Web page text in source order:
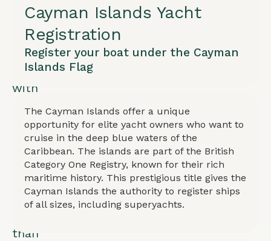
British
Category
One
Registry
with
prestigious
maritime
history.
The
registry
hosts
than
Cayman Islands Yacht
Registration
Register your boat under the Cayman
Islands Flag
The Cayman Islands offer a unique
opportunity for elite yacht owners who want to
cruise in the deep blue waters of the
Caribbean. The islands are part of the British
Category One Registry, known for their rich
maritime history. This prestigious title gives the
Cayman Islands the authority to register ships
of all sizes, including superyachts.